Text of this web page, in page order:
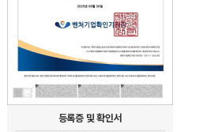
등록증 및 확인서